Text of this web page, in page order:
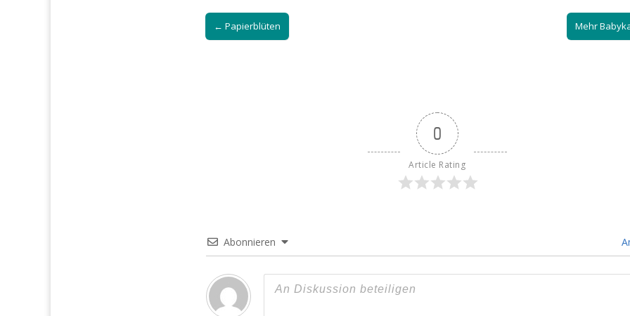
Post
navigation
← Papierblüten Mehr
0
Article Rating
Abonnieren